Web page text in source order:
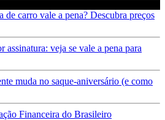
carro vale a pena? Descubra preços
veja se vale a pena para
muda no saque-aniversário (e como
Financeira do Brasileiro